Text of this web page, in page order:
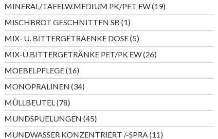
MINERAL/TAFELW.MEDIUM PK/PET EW 1919
Produkte
MISCHBROT GESCHNITTEN SB 11
Produkt
MIX- U. BITTERGETRAENKE DOSE 55
Produkte
MIX-U.BITTERGETRÄNKE PET/PK EW 2626
Produkte
MOEBELPFLEGE 1616
Produkte
MONOPRALINEN 3434
Produkte
MÜLLBEUTEL 7878
Produkte
MUNDSPUELUNGEN 4545
Produkte
MUNDWASSER KONZENTRIERT /-SPRA 1111